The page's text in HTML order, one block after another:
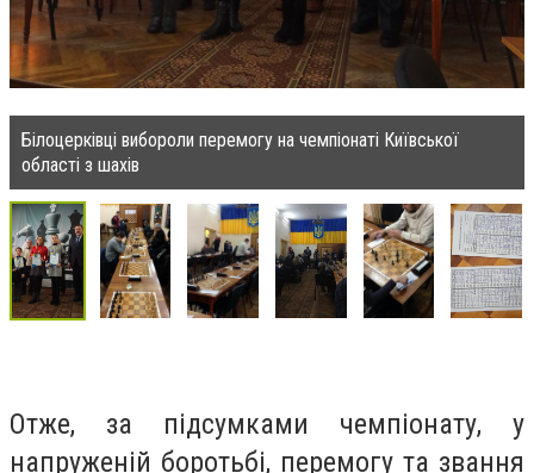
Білоцерківці вибороли перемогу на чемпіонаті Київської
області з шахів
Отже, за підсумками чемпіонату, у
напруженій боротьбі, перемогу та звання